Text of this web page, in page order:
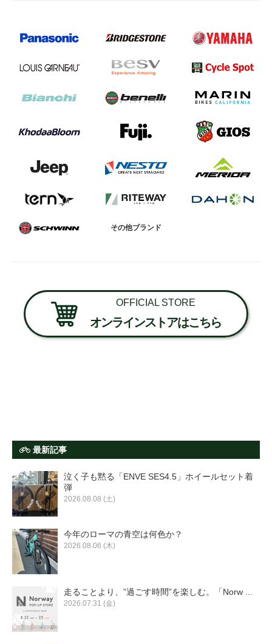
特集
その他
お問い合わせ
その他ブランド
OFFICIAL STORE
オンラインストアはこちら
最新記事
泣く子も黙る「ENVE SES4.5」ホイールセット着
弾
2026.08.08 (土)
今年のローマの青空は何色か？
2026.08.06 (木)
走ることより、”過ごす時間”を楽しむ。「Norw ...
2026.07.31 (金)